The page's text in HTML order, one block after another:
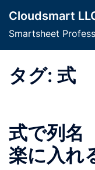
ン
Cloudsmart
Smartsheet
タグ: 式
式で列名
楽に入れ